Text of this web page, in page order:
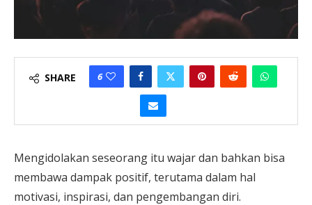
SHARE 6
Mengidolakan seseorang itu wajar dan bahkan bisa
membawa dampak positif, terutama dalam hal
motivasi, inspirasi, dan pengembangan diri.